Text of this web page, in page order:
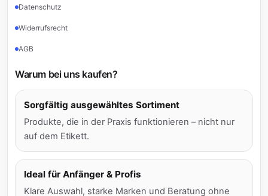
Datenschutz
Widerrufsrecht
AGB
Warum bei uns kaufen?
Sorgfältig ausgewähltes Sortiment
Produkte, die in der Praxis funktionieren – nicht nur
auf dem Etikett.
Ideal für Anfänger & Profis
Klare Auswahl, starke Marken und Beratung ohne